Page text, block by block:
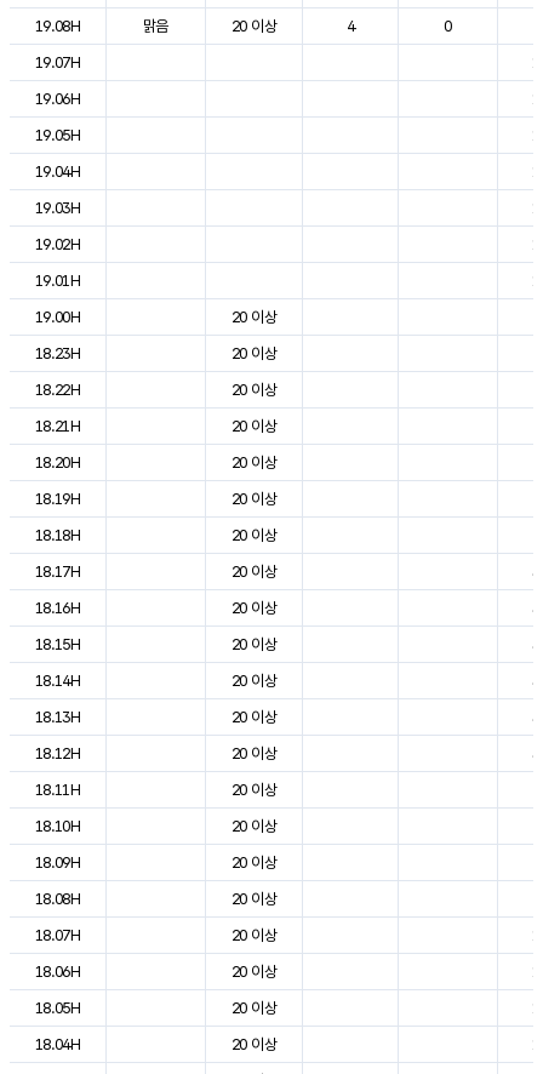
19.08H
맑음 20 이상 4 0
19.07H
19.06H
19.05H
19.04H
19.03H
19.02H
19.01H
19.00H
20 이상
18.23H
20 이상
18.22H
20 이상
18.21H
20 이상
18.20H
20 이상
18.19H
20 이상
18.18H
20 이상
18.17H
20 이상
18.16H
20 이상
18.15H
20 이상
18.14H
20 이상
18.13H
20 이상
18.12H
20 이상
18.11H
20 이상
18.10H
20 이상
18.09H
20 이상
18.08H
20 이상
18.07H
20 이상
18.06H
20 이상
18.05H
20 이상
18.04H
20 이상